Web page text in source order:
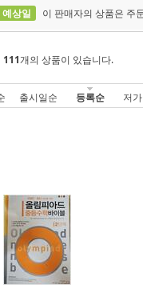
예상일
이 판매자의 상품은 주
111개의 상품이 있습니다.
출시일순 등록순 저